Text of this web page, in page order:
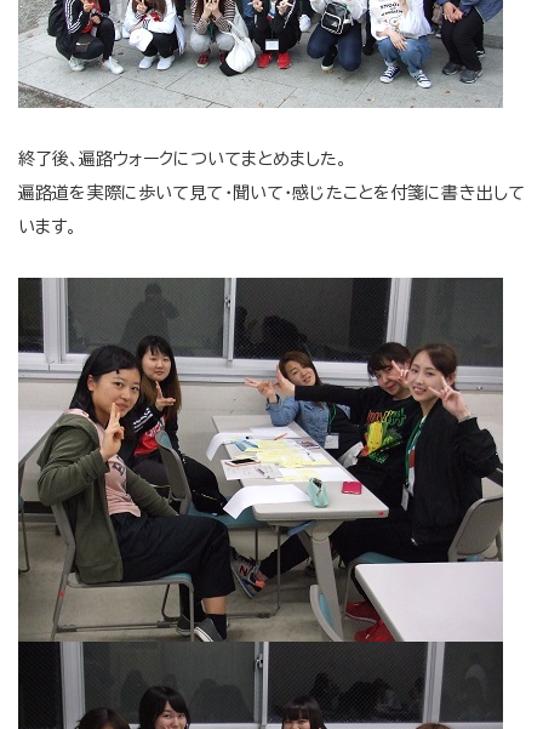
終了後、遍路ウォークについてまとめました。
遍路道を実際に歩いて見て・聞いて・感じたことを付箋に書き出して
います。